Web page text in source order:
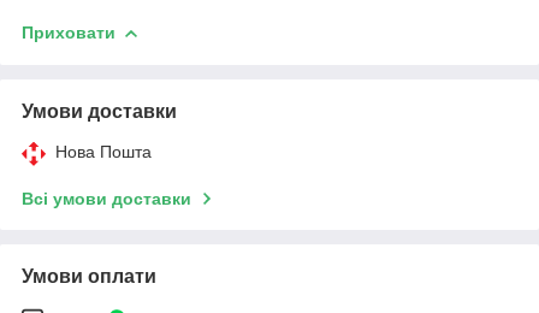
Приховати
Умови доставки
Нова Пошта
Всі умови доставки
Умови оплати